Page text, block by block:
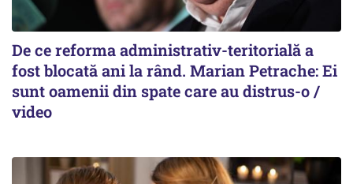
De ce reforma administrativ-teritorială a
fost blocată ani la rând. Marian Petrache: Ei
sunt oamenii din spate care au distrus-o /
video